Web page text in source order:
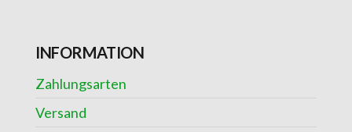
INFORMATION
Zahlungsarten
Versand